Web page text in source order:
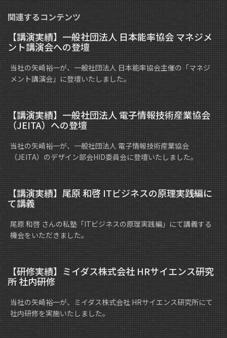
関連するコンテンツ
【講演実績】一般社団法人 日本能率協会 マネジメ
ント講演会への登壇
当社の矢崎裕一が、一般社団法人 日本能率協会主催の「マネジ
メント講演会」に登壇いたしました。
【講演実績】一般社団法人 電子情報技術産業協会
（JEITA）への登壇
当社の矢崎裕一が、一般社団法人 電子情報技術産業協会
（JEITA）のデザイン部会HID委員会に登壇いたしました。
【講演実績】尾原 和啓 ITビジネスの原理実践編に
て講義
尾原 和啓 さんの私塾「ITビジネスの原理実践編」にて講義する
機会をいただきました。
【研修実績】ミイダス株式会社 HRサイエンス研究
所 社内研修
当社の矢崎裕一が、ミイダス株式会社 HRサイエンス研究所にて
社内研修を実施いたしました。